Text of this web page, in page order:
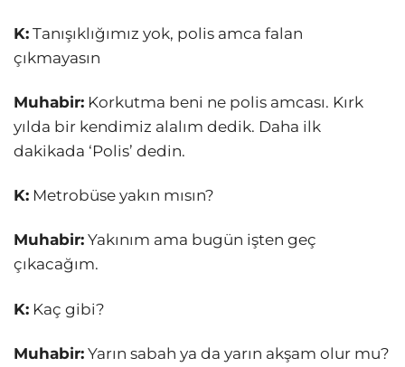
K: Tanışıklığımız yok, polis amca falan
çıkmayasın
Muhabir: Korkutma beni ne polis amcası. Kırk
yılda bir kendimiz alalım dedik. Daha ilk
dakikada ‘Polis’ dedin.
K: Metrobüse yakın mısın?
Muhabir: Yakınım ama bugün işten geç
çıkacağım.
K: Kaç gibi?
Muhabir: Yarın sabah ya da yarın akşam olur mu?